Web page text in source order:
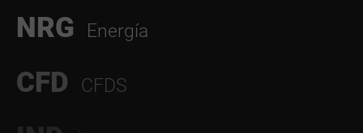
NRG Energía
CFD CFDS